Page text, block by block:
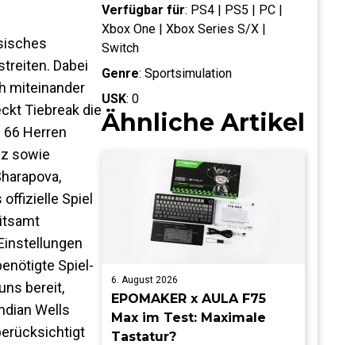
Dabei
miteinander
Tiebreak die
Herren
sowie
offizielle Spiel
Spiel-
bereit,
Wells
Verfügbar für: PS4 | PS5 | PC |
Xbox One | Xbox Series S/X |
Switch
Genre: Sportsimulation
USK: 0
Ähnliche Artikel
6. August 2026
EPOMAKER x AULA F75
Max im Test: Maximale
Tastatur?